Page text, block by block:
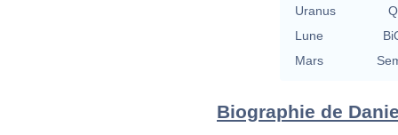
Uranus
Lune
Mars
Biographie de